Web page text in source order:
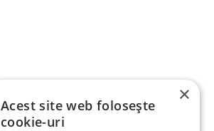
×
Acest site web folosește
cookie-uri